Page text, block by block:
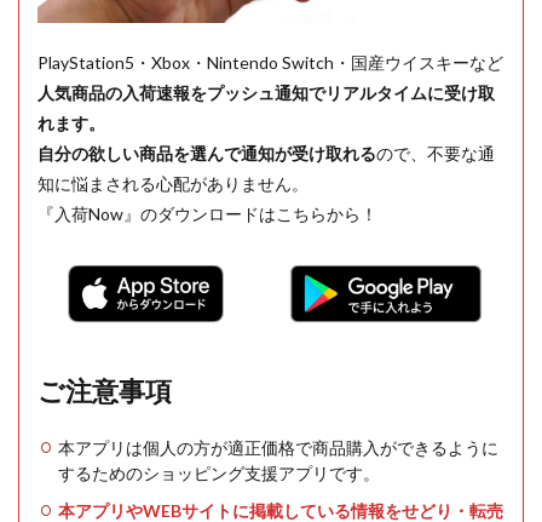
PlayStation5・Xbox・Nintendo Switch・国産ウイスキーなど
人気商品の入荷速報をプッシュ通知でリアルタイムに受け取
れます。
自分の欲しい商品を選んで通知が受け取れるので、不要な通
知に悩まされる心配がありません。
『入荷Now』のダウンロードはこちらから！
ご注意事項
本アプリは個人の方が適正価格で商品購入ができるように
するためのショッピング支援アプリです。
本アプリやWEBサイトに掲載している情報をせどり・転売